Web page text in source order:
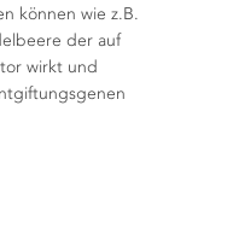
können wie z.B.
der auf
wirkt und